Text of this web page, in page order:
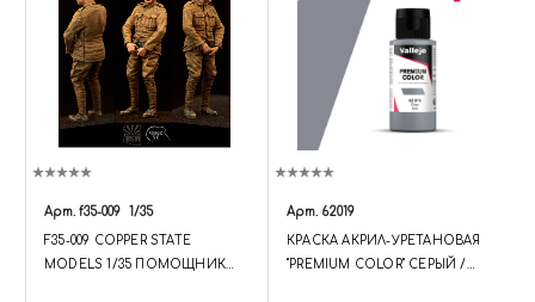
Арт. f35-009 1/35
F35-009 COPPER STATE
MODELS 1/35 ПОМОЩНИК
Арт. 62019
КРАСКА АКРИЛ-УРЕТАНОВАЯ
"PREMIUM COLOR" СЕРЫЙ /